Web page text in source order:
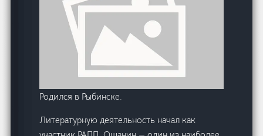
Родился в Рыбинске.
Литературную деятельность начал как